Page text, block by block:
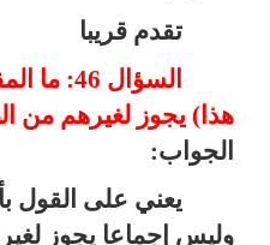
تقدم قريبا
السؤال
هذا) يجوز لغيرهم من
الجواب:
يعني على القول
وليس إجماعا يجوز